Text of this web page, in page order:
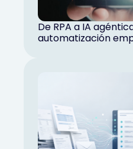
De RPA a IA
automatización